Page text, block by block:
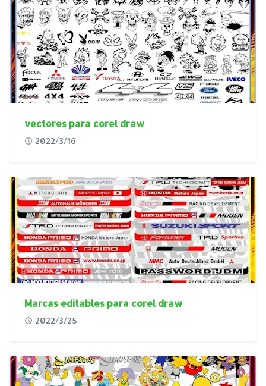
vectores para corel draw
2022/3/16
Marcas editables para corel draw
2022/3/25